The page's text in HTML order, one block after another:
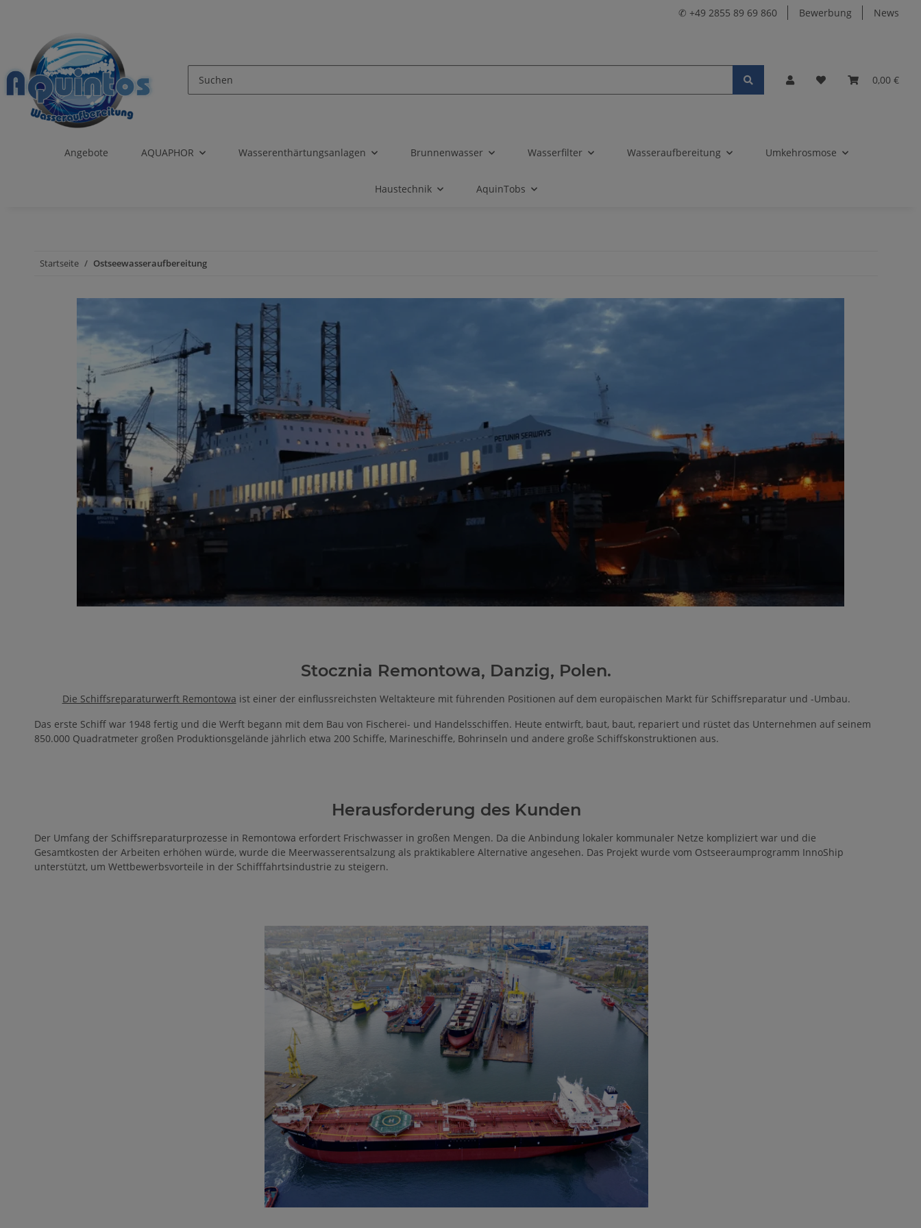
✆ +49 2855 89 69 860 Bewerbung News
0,00 €
Angebote AQUAPHOR Wasserenthärtungsanlagen Brunnenwasser Wasserfilter Wasseraufbereitung Umkehrosmose
Haustechnik AquinTobs
Startseite Ostseewasseraufbereitung
Stocznia Remontowa, Danzig, Polen.
Die Schiffsreparaturwerft Remontowa ist einer der einflussreichsten Weltakteure mit führenden Positionen auf dem europäischen Markt für Schiffsreparatur und -Umbau.
Das erste Schiff war 1948 fertig und die Werft begann mit dem Bau von Fischerei- und Handelsschiffen. Heute entwirft, baut, baut, repariert und rüstet das Unternehmen auf seinem
850.000 Quadratmeter großen Produktionsgelände jährlich etwa 200 Schiffe, Marineschiffe, Bohrinseln und andere große Schiffskonstruktionen aus.
Herausforderung des Kunden
Der Umfang der Schiffsreparaturprozesse in Remontowa erfordert Frischwasser in großen Mengen. Da die Anbindung lokaler kommunaler Netze kompliziert war und die
Gesamtkosten der Arbeiten erhöhen würde, wurde die Meerwasserentsalzung als praktikablere Alternative angesehen. Das Projekt wurde vom Ostseeraumprogramm InnoShip
unterstützt, um Wettbewerbsvorteile in der Schifffahrtsindustrie zu steigern.